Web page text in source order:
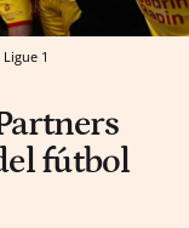
1
fútbol